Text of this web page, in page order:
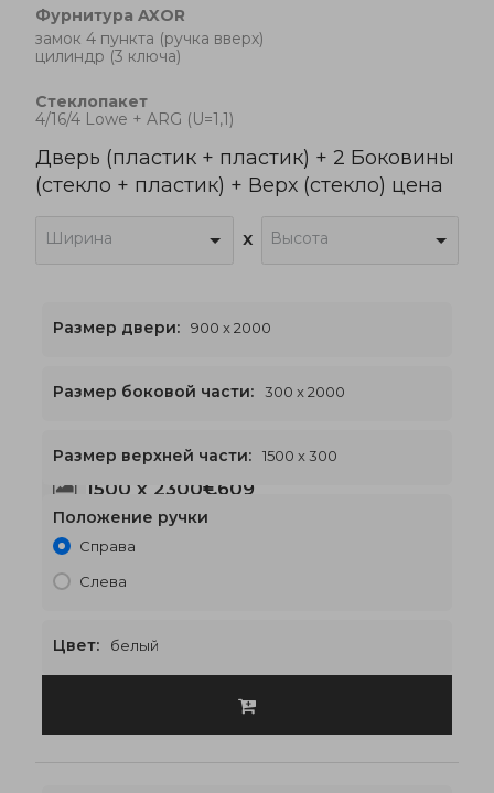
Фурнитура AXOR
замок 4 пункта (ручка вверх)
цилиндр (3 ключа)
Стеклопакет
4/16/4 Lowe + ARG (U=1,1)
Дверь (пластик + пластик) + 2 Боковины
(стекло + пластик) + Верх (стекло) цена
Ширина x Высота
1500 x 2300€609
Размер двери: 900 x 2000
Размер боковой части: 300 x 2000
Размер верхней части: 1500 x 300
Положение ручки
Справа
Слева
Цвет: белый